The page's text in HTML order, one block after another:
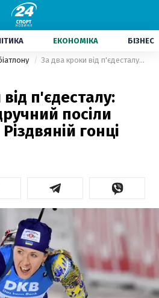
ЕКОНОМІКА БІЗНЕС
За два кроки від п'єдесталу: Джима та Підручний посіли п'яте місце в Різдвяній гонці
п'єдесталу:
посіли
гонці